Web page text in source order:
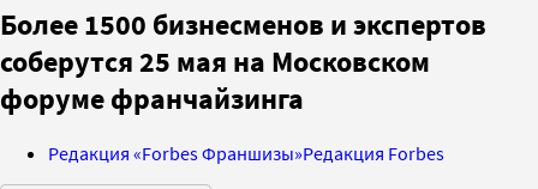
Более 1500 бизнесменов и экспертов
соберутся 25 мая на Московском
форуме франчайзинга
Редакция «Forbes Франшизы»Редакция Forbes